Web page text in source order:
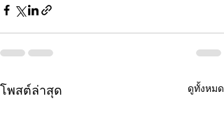
โพสต์ล่าสุด ดูทั้งหมด